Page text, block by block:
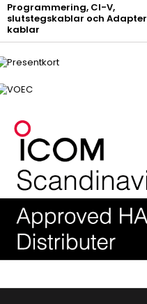
Programmering, CI-V,
slutstegskablar och Adapter
kablar